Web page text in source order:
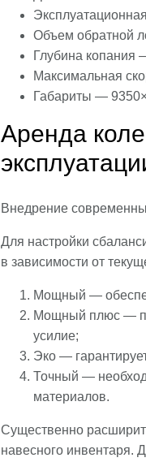
Объем обратной
Глубина копания
Максимальная
Габариты —
Аренда
Внедрение
Для настройки
в зависимости от
Мощный —
Мощный плюс —
усилие;
Эко —
Точный —
материалов.
Существенно
навесного инвентаря.